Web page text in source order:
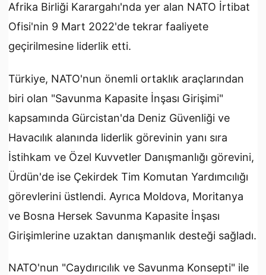
Afrika Birliği Karargahı'nda yer alan NATO İrtibat
Ofisi'nin 9 Mart 2022'de tekrar faaliyete
geçirilmesine liderlik etti.
Türkiye, NATO'nun önemli ortaklık araçlarından
biri olan "Savunma Kapasite İnşası Girişimi"
kapsamında Gürcistan'da Deniz Güvenliği ve
Havacılık alanında liderlik görevinin yanı sıra
İstihkam ve Özel Kuvvetler Danışmanlığı görevini,
Ürdün'de ise Çekirdek Tim Komutan Yardımcılığı
görevlerini üstlendi. Ayrıca Moldova, Moritanya
ve Bosna Hersek Savunma Kapasite İnşası
Girişimlerine uzaktan danışmanlık desteği sağladı.
NATO'nun "Caydırıcılık ve Savunma Konsepti" ile